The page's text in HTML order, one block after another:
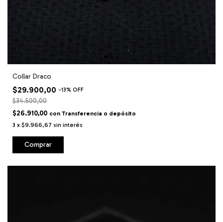
Collar Draco
$29.900,00 -13% OFF
$34.500,00
$26.910,00 con Transferencia o depósito
3 x $9.966,67 sin interés
Comprar